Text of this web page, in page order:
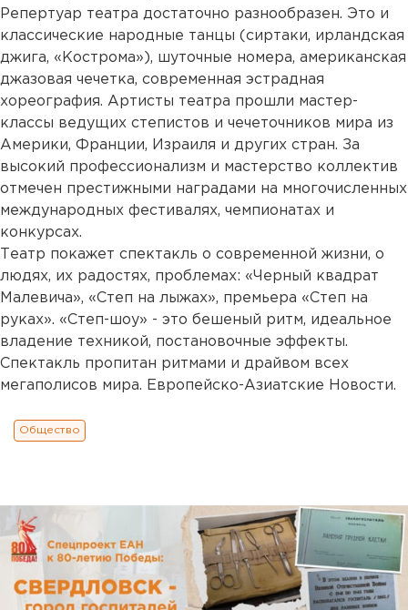
Репертуар театра достаточно разнообразен. Это и
классические народные танцы (сиртаки, ирландская
джига, «Кострома»), шуточные номера, американская
джазовая чечетка, современная эстрадная
хореография. Артисты театра прошли мастер-
классы ведущих степистов и чечеточников мира из
Америки, Франции, Израиля и других стран. За
высокий профессионализм и мастерство коллектив
отмечен престижными наградами на многочисленных
международных фестивалях, чемпионатах и
конкурсах.
Театр покажет спектакль о современной жизни, о
людях, их радостях, проблемах: «Черный квадрат
Малевича», «Степ на лыжах», премьера «Степ на
руках». «Степ-шоу» - это бешеный ритм, идеальное
владение техникой, постановочные эффекты.
Спектакль пропитан ритмами и драйвом всех
мегаполисов мира. Европейско-Азиатские Новости.
Общество